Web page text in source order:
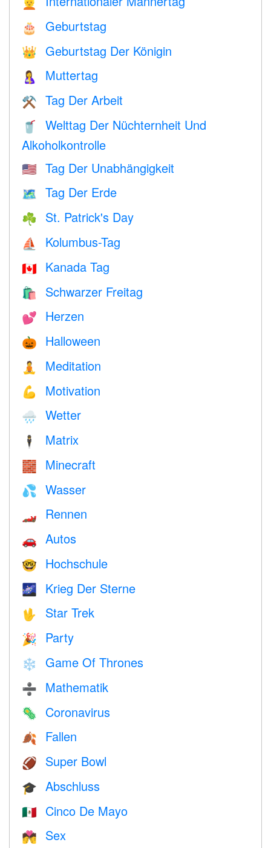
👱
🎂 Geburtstag
👑 Geburtstag Der Königin
🤱 Muttertag
⚒️ Tag Der Arbeit
🥤
Welttag Der Nüchternheit Und
Alkoholkontrolle
🇺🇸 Tag Der Unabhängigkeit
🗺️ Tag Der Erde
☘️ St. Patrick's Day
⛵️ Kolumbus-Tag
🇨🇦 Kanada Tag
🛍 Schwarzer Freitag
💕 Herzen
🎃 Halloween
🧘 Meditation
💪 Motivation
🌧 Wetter
🕴️ Matrix
🧱 Minecraft
💦 Wasser
🏎 Rennen
🚗 Autos
🤓 Hochschule
🌌 Krieg Der Sterne
🖖 Star Trek
🎉 Party
❄️ Game Of Thrones
➗ Mathematik
🦠 Coronavirus
🍂 Fallen
🏈 Super Bowl
🎓 Abschluss
🇲🇽 Cinco De Mayo
💏 Sex